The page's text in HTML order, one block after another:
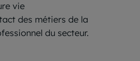
vie
des métiers de la
du secteur.